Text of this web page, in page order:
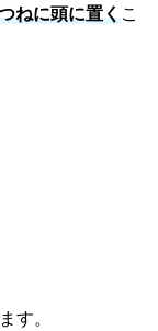
ねに頭に置くこ
す。